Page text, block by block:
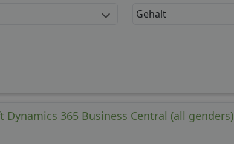
Gehalt
365 Business Central (all genders)